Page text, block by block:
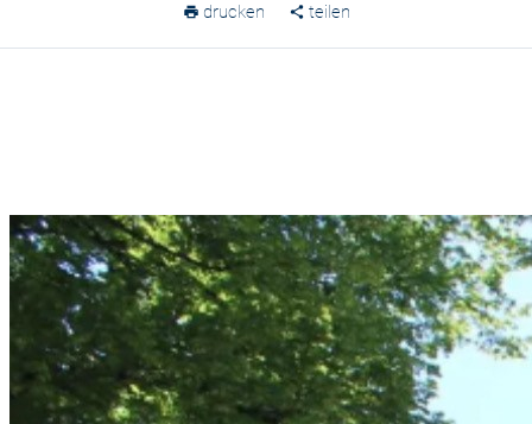
drucken teilen